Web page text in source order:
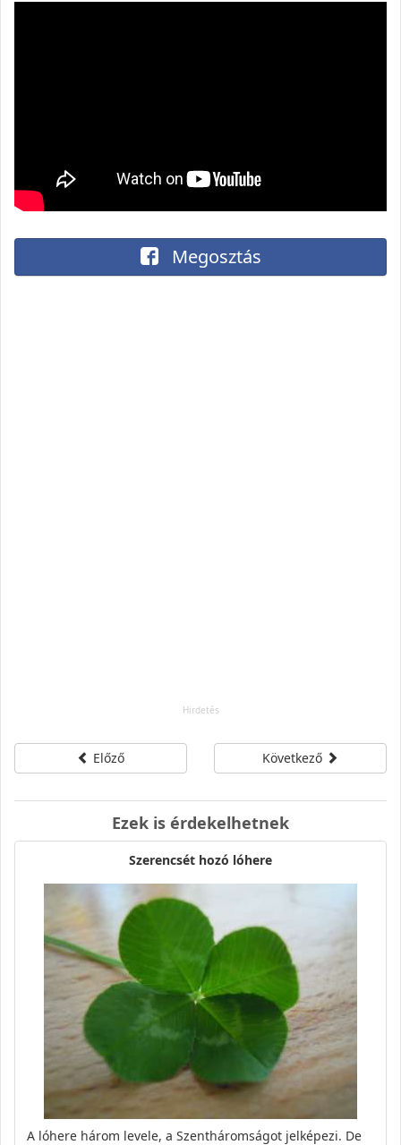
Megosztás
Előző Következő
Ezek is érdekelhetnek
Szerencsét hozó lóhere
A lóhere három levele, a Szentháromságot jelképezi. De